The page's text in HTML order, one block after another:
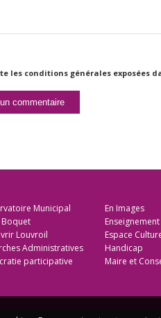
les conditions générales exposées
Municipal
Louvroil
Administratives
participative
En Images
Espace
Handicap
Maire et